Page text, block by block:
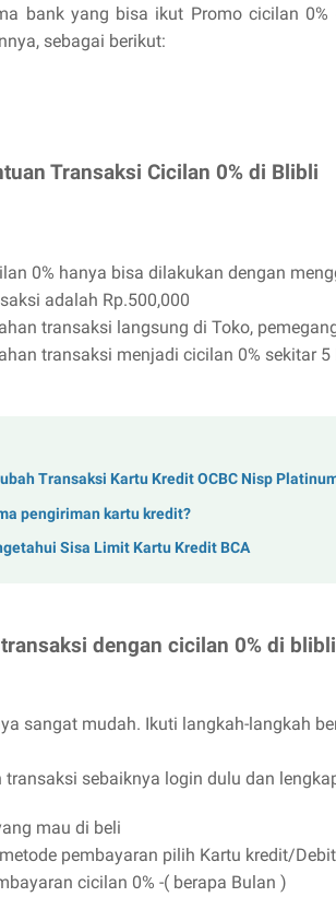
bank yang bisa ikut Promo cicilan
sebagai berikut:
Transaksi Cicilan 0% di Blibli
0% hanya bisa dilakukan dengan
adalah Rp.500,000
transaksi langsung di Toko,
transaksi menjadi cicilan 0% sekitar 5
Transaksi Kartu Kredit OCBC Nisp
pengiriman kartu kredit?
Sisa Limit Kartu Kredit BCA
dengan cicilan 0% di blibli
sangat mudah. Ikuti langkah-langkah
transaksi sebaiknya login dulu dan
mau di beli
pembayaran pilih Kartu kredit/Debit
cicilan 0% -( berapa Bulan )